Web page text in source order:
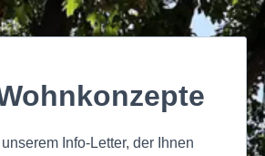
Info-Letter, der Ihnen